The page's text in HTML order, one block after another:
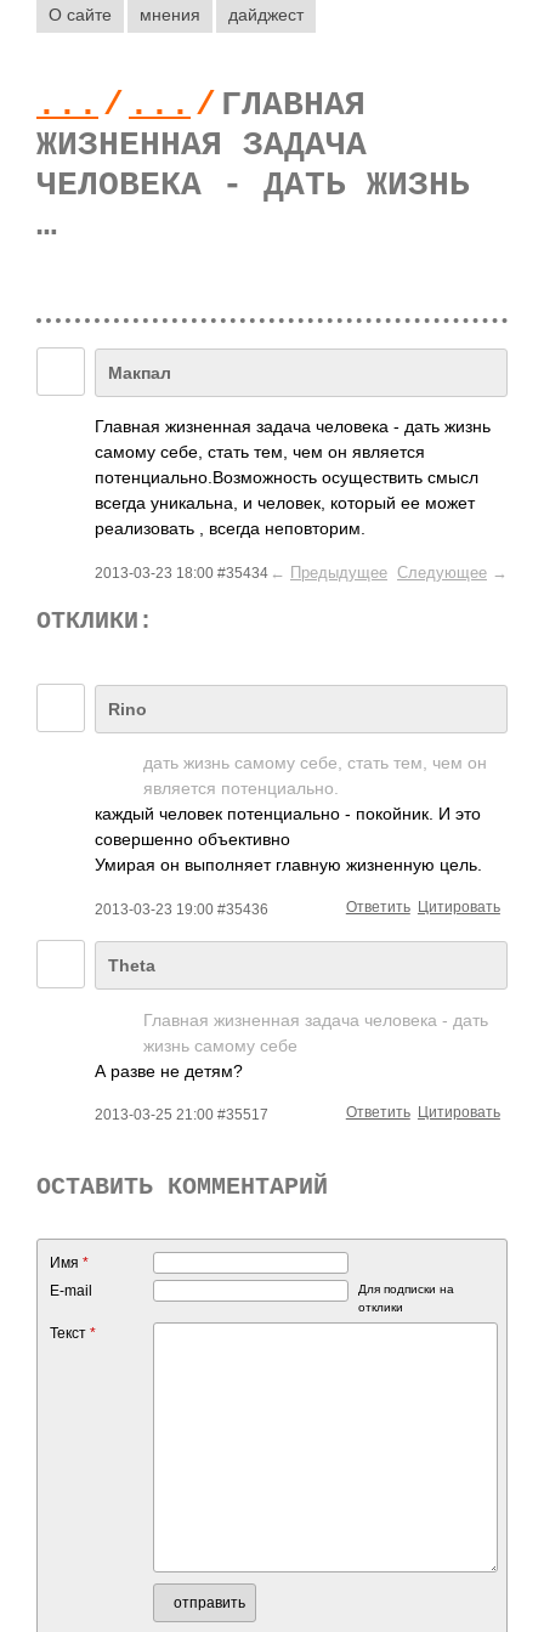
О сайте мнения дайджест
... / ... / ГЛАВНАЯ
ЖИЗНЕННАЯ ЗАДАЧА
ЧЕЛОВЕКА - ДАТЬ ЖИЗНЬ
…
Макпал
Главная жизненная задача человека - дать жизнь
самому себе, стать тем, чем он является
потенциально.Воз­можность­ осуществить смысл
всегда уникальна, и человек, который ее может
реализовать , всегда неповторим.
2013-03-23 18:00 #35434 ← Предыдущее Следующее →
ОТКЛИКИ:
Rino
дать жизнь самому себе, стать тем, чем он
является потенциально.
каждый человек потенциально - покойник. И это
совершенно объективно
Умирая он выполняет главную жизненную цель.
2013-03-23 19:00 #35436 Цитировать
Ответить
Theta
Главная жизненная задача человека - дать
жизнь самому себе
А разве не детям?
2013-03-25 21:00 #35517 Цитировать
Ответить
ОСТАВИТЬ КОММЕНТАРИЙ
Имя *
E-mail
Для подписки на
отклики
Текст *
отправить